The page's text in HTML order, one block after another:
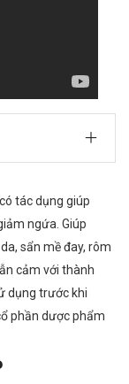
tác dụng giúp
ngứa. Giúp
sẩn mề đay, rôm
cảm với thành
dụng trước khi
phần dược phẩm